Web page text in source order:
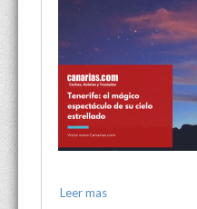
Leer mas